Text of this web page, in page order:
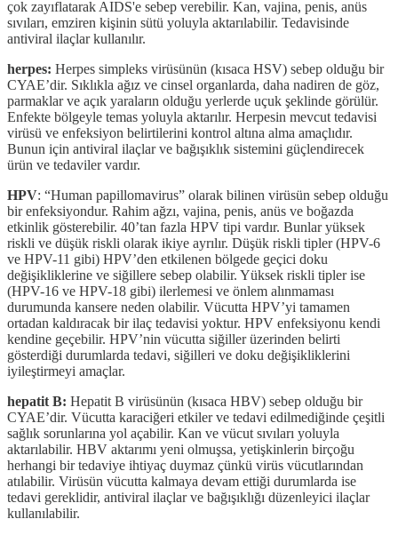
çok zayıflatarak AIDS'e sebep verebilir. Kan, vajina, penis, anüs
sıvıları, emziren kişinin sütü yoluyla aktarılabilir. Tedavisinde
antiviral ilaçlar kullanılır.
herpes: Herpes simpleks virüsünün (kısaca HSV) sebep olduğu bir
CYAE’dir. Sıklıkla ağız ve cinsel organlarda, daha nadiren de göz,
parmaklar ve açık yaraların olduğu yerlerde uçuk şeklinde görülür.
Enfekte bölgeyle temas yoluyla aktarılır. Herpesin mevcut tedavisi
virüsü ve enfeksiyon belirtilerini kontrol altına alma amaçlıdır.
Bunun için antiviral ilaçlar ve bağışıklık sistemini güçlendirecek
ürün ve tedaviler vardır.
HPV: “Human papillomavirus” olarak bilinen virüsün sebep olduğu
bir enfeksiyondur. Rahim ağzı, vajina, penis, anüs ve boğazda
etkinlik gösterebilir. 40’tan fazla HPV tipi vardır. Bunlar yüksek
riskli ve düşük riskli olarak ikiye ayrılır. Düşük riskli tipler (HPV-6
ve HPV-11 gibi) HPV’den etkilenen bölgede geçici doku
değişikliklerine ve siğillere sebep olabilir. Yüksek riskli tipler ise
(HPV-16 ve HPV-18 gibi) ilerlemesi ve önlem alınmaması
durumunda kansere neden olabilir. Vücutta HPV’yi tamamen
ortadan kaldıracak bir ilaç tedavisi yoktur. HPV enfeksiyonu kendi
kendine geçebilir. HPV’nin vücutta siğiller üzerinden belirti
gösterdiği durumlarda tedavi, siğilleri ve doku değişikliklerini
iyileştirmeyi amaçlar.
hepatit B: Hepatit B virüsünün (kısaca HBV) sebep olduğu bir
CYAE’dir. Vücutta karaciğeri etkiler ve tedavi edilmediğinde çeşitli
sağlık sorunlarına yol açabilir. Kan ve vücut sıvıları yoluyla
aktarılabilir. HBV aktarımı yeni olmuşsa, yetişkinlerin birçoğu
herhangi bir tedaviye ihtiyaç duymaz çünkü virüs vücutlarından
atılabilir. Virüsün vücutta kalmaya devam ettiği durumlarda ise
tedavi gereklidir, antiviral ilaçlar ve bağışıklığı düzenleyici ilaçlar
kullanılabilir.